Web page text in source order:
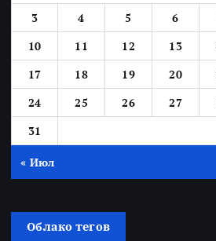
3
4 5 6
10
11 12 13
17
18 19 20
24
25 26 27
31
« Июл
Облако тегов